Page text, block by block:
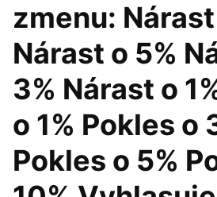
zmenu: Nárast
Nárast o 5%
3% Nárast o
o 1% Pokles o
Pokles o 5%